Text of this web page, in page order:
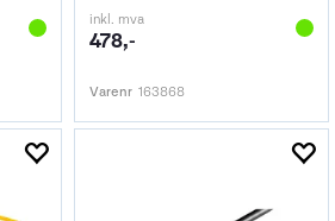
inkl. mva
478,-
Varenr 163868